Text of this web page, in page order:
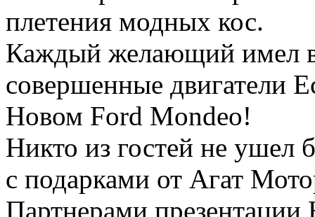
плетения модных кос.
Каждый желающий имел
совершенные двигатели
Новом Ford Mondeo!
Никто из гостей не ушел
с подарками от Агат
Партнерами